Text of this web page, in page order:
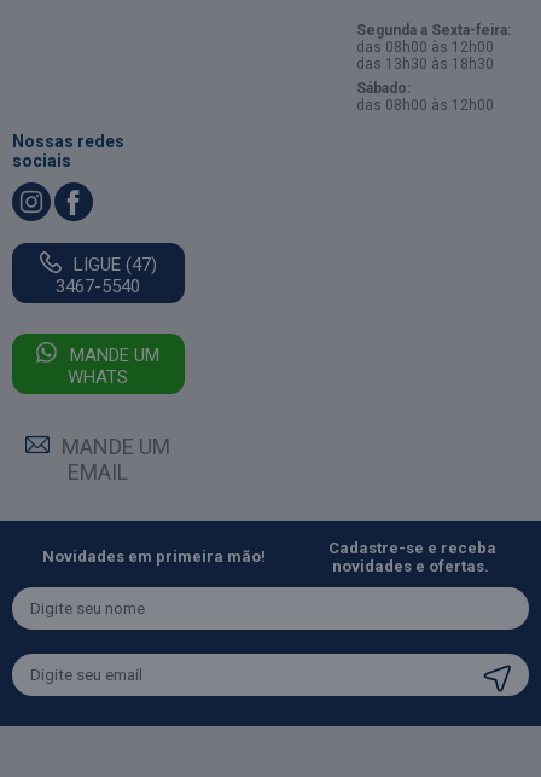
Segunda a Sexta-feira:
das 08h00 às 12h00
das 13h30 às 18h30
Sábado:
das 08h00 às 12h00
Nossas redes
sociais
LIGUE (47)
3467-5540
MANDE UM
WHATS
MANDE UM
EMAIL
Novidades em primeira mão!
Cadastre-se e receba
novidades e ofertas.